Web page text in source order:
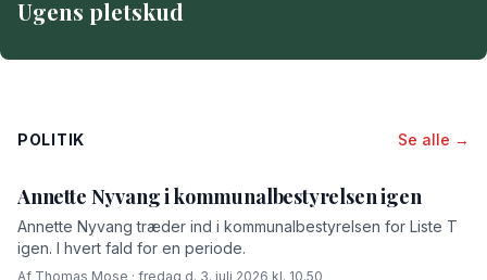
Ugens pletskud
POLITIK Se alle →
Annette Nyvang i kommunalbestyrelsen igen
Annette Nyvang træder ind i kommunalbestyrelsen for Liste T
igen. I hvert fald for en periode.
Af Thomas Mose · fredag d. 3. juli 2026 kl. 10.50